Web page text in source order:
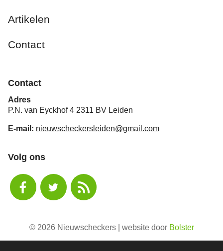
Artikelen
Contact
Contact
Adres
P.N. van Eyckhof 4 2311 BV Leiden
E-mail: nieuwscheckersleiden@gmail.com
Volg ons
© 2026 Nieuwscheckers | website door Bolster